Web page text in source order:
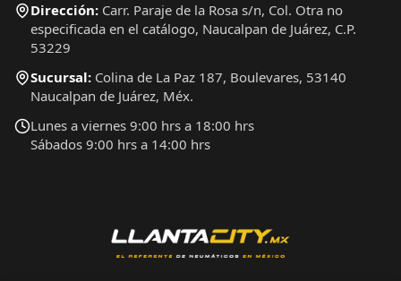
Dirección: Carr. Paraje de la Rosa s/n, Col. Otra no
especificada en el catálogo, Naucalpan de Juárez, C.P.
53229
Sucursal: Colina de La Paz 187, Boulevares, 53140
Naucalpan de Juárez, Méx.
Lunes a viernes 9:00 hrs a 18:00 hrs
Sábados 9:00 hrs a 14:00 hrs